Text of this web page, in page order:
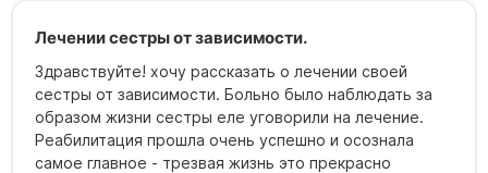
Лечении сестры от зависимости.
Здравствуйте! хочу рассказать о лечении своей
сестры от зависимости. Больно было наблюдать за
образом жизни сестры еле уговорили на лечение.
Реабилитация прошла очень успешно и осознала
самое главное - трезвая жизнь это прекрасно